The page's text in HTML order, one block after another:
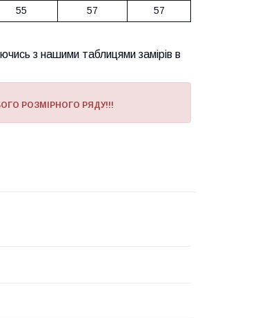
55 57 57
з нашими таблицями замірів в
РОЗМІРНОГО РЯДУ!!!